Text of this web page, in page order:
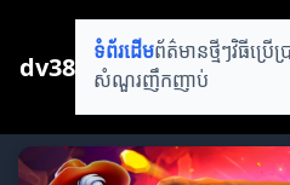
dv38 ទំព័រដើមព័ត៌មានថ្មីៗវិធីប្រើ
សំណួរញឹកញាប់